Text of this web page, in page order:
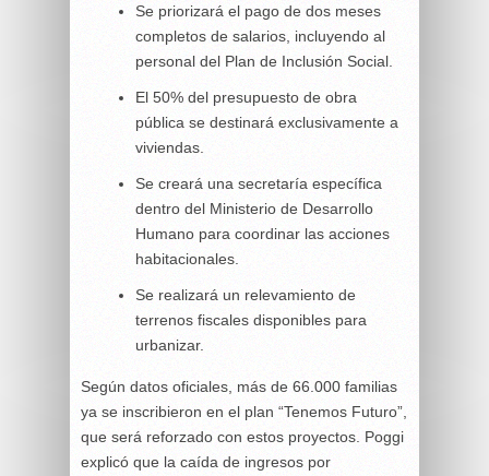
Se priorizará el pago de dos meses
completos de salarios, incluyendo al
personal del Plan de Inclusión Social.
El 50% del presupuesto de obra
pública se destinará exclusivamente a
viviendas.
Se creará una secretaría específica
dentro del Ministerio de Desarrollo
Humano para coordinar las acciones
habitacionales.
Se realizará un relevamiento de
terrenos fiscales disponibles para
urbanizar.
Según datos oficiales, más de 66.000 familias
ya se inscribieron en el plan “Tenemos Futuro”,
que será reforzado con estos proyectos. Poggi
explicó que la caída de ingresos por